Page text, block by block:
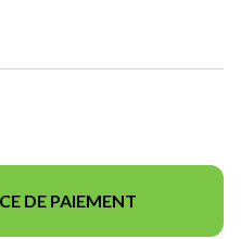
DE PAIEMENT